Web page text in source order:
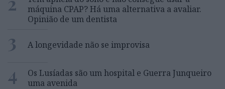
máquina CPAP? Há uma alternativa a avaliar.
Opinião de um dentista
3 A longevidade não se improvisa
4
Os Lusíadas são um hospital e Guerra Junqueiro
uma avenida